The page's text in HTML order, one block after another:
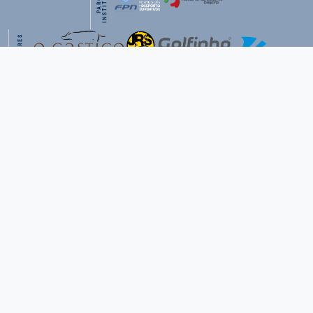
PATROCINADORES